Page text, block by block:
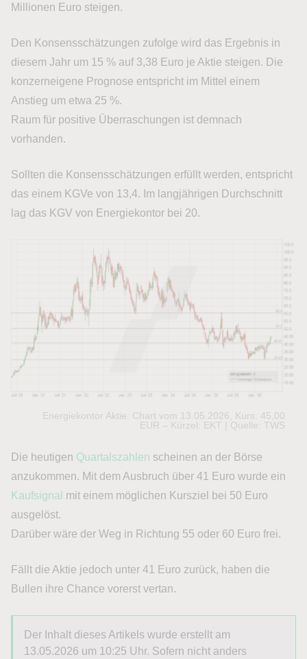
Millionen Euro steigen.
Den Konsensschätzungen zufolge wird das Ergebnis in
diesem Jahr um 15 % auf 3,38 Euro je Aktie steigen. Die
konzerneigene Prognose entspricht im Mittel einem
Anstieg um etwa 25 %.
Raum für positive Überraschungen ist demnach
vorhanden.
Sollten die Konsensschätzungen erfüllt werden, entspricht
das einem KGVe von 13,4. Im langjährigen Durchschnitt
lag das KGV von Energiekontor bei 20.
Energiekontor Aktie: Chart vom 13.05.2026, Kurs: 45,00
EUR – Kürzel: EKT | Quelle: TWS
Die heutigen Quartalszahlen scheinen an der Börse
anzukommen. Mit dem Ausbruch über 41 Euro wurde ein
Kaufsignal mit einem möglichen Kursziel bei 50 Euro
ausgelöst.
Darüber wäre der Weg in Richtung 55 oder 60 Euro frei.
Fällt die Aktie jedoch unter 41 Euro zurück, haben die
Bullen ihre Chance vorerst vertan.
Der Inhalt dieses Artikels wurde erstellt am
13.05.2026 um 10:25 Uhr. Sofern nicht anders